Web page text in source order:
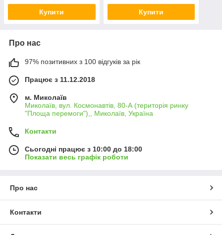
Купити Купити
Про нас
97% позитивних з 100 відгуків за рік
Працює з 11.12.2018
м. Миколаїв
Миколаїв, вул. Космонавтів, 80-А (територія ринку
"Площа перемоги"),, Миколаїв, Україна
Контакти
Сьогодні працює з 10:00 до 18:00
Показати весь графік роботи
Про нас
Контакти